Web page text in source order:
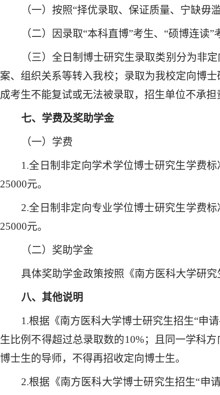
（一）按照“择优录取、保证质量、宁缺毋
（二）
因录取“本科直博”考生、“硕博连读”
（三）全日制博士研究生录取类别分为非
案、组织关系等转入我校；录取为我校定向博
成考生不能复试或无法被录取，招生单位不承担
七、学费及奖助学金
（一）学费
1.全日制非定向学术学位博士研究生学费
25000元。
2.全日制非定向专业学位博士研究生学费
25000元。
（二）奖助学金
具体奖助学金政策按照《南方医科大学研
八、其他说明
1.根据《南方医科大学博士研究生招生“申
生比例不得超过总录取数的10%；且同一学科
博士生的导师，不得再招收定向博士生。
2.根据《南方医科大学博士研究生招生“申